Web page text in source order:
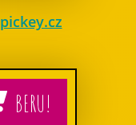
pickey.cz